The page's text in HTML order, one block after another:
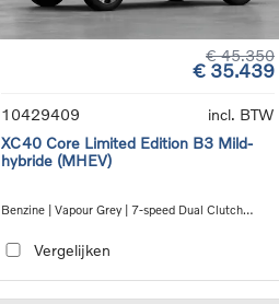
€ 45.350
€ 35.439
10429409
incl. BTW
XC40 Core Limited Edition B3 Mild-
hybride (MHEV)
Benzine | Vapour Grey | 7-speed Dual Clutch
Vergelijken